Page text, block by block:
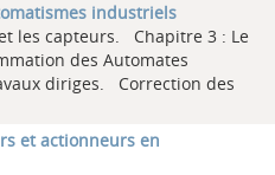
industriels
les capteurs. Chapitre 3 : Le
des Automates
diriges. Correction des
et actionneurs en